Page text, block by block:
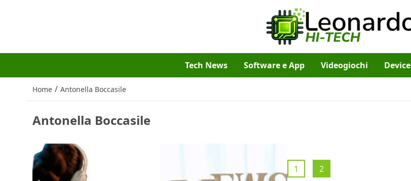
Tech News Software e App Videogiochi Device
Home / Antonella Boccasile
Antonella Boccasile
1 2